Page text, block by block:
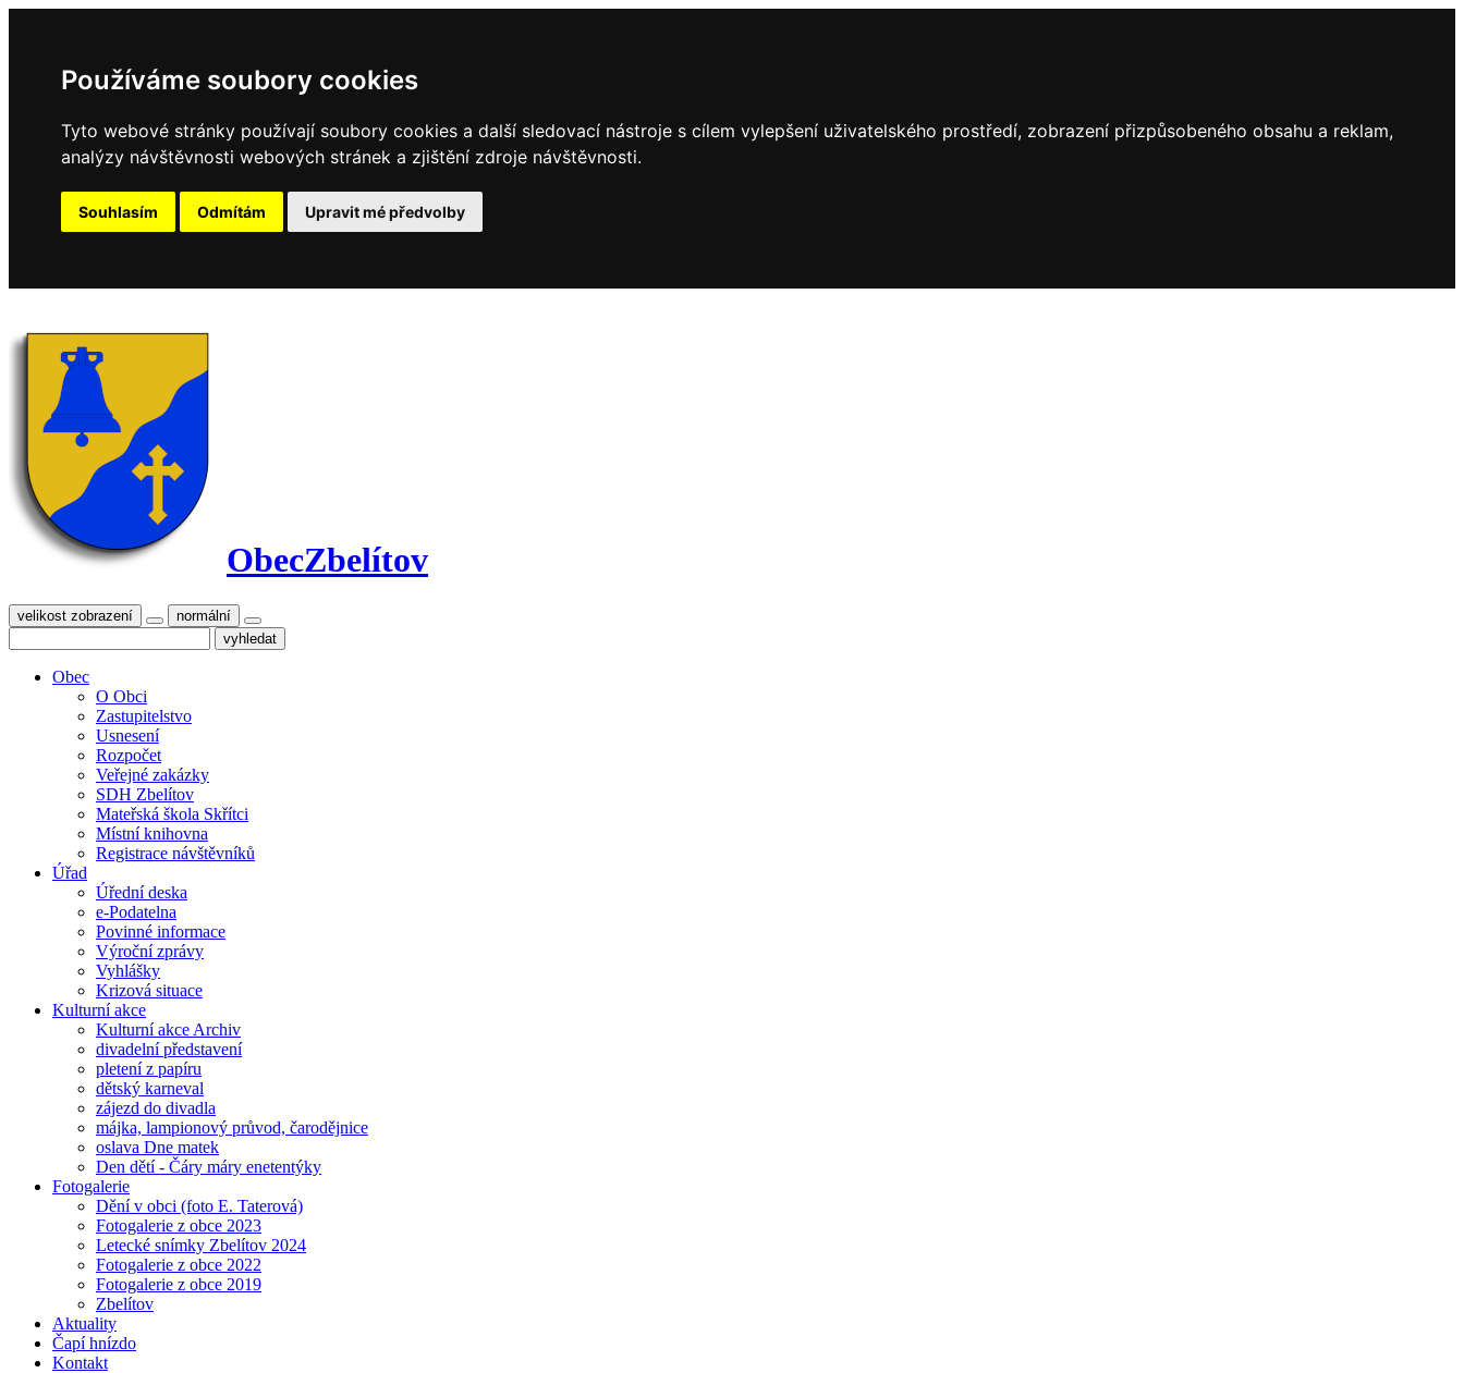
Používáme soubory cookies
Tyto webové stránky používají soubory cookies a další sledovací nástroje s cílem vylepšení uživatelského prostředí, zobrazení přizpůsobeného obsahu a reklam,
analýzy návštěvnosti webových stránek a zjištění zdroje návštěvnosti.
Souhlasím Odmítám Upravit mé předvolby
ObecZbelítov
velikost zobrazení normální
Obec
O Obci
Zastupitelstvo
Usnesení
Rozpočet
Veřejné zakázky
SDH Zbelítov
Mateřská škola Skřítci
Místní knihovna
Registrace návštěvníků
Úřad
Úřední deska
e-Podatelna
Povinné informace
Výroční zprávy
Vyhlášky
Krizová situace
Kulturní akce
Kulturní akce Archiv
divadelní představení
pletení z papíru
dětský karneval
zájezd do divadla
májka, lampionový průvod, čarodějnice
oslava Dne matek
Den dětí - Čáry máry enetentýky
Fotogalerie
Dění v obci (foto E. Taterová)
Fotogalerie z obce 2023
Letecké snímky Zbelítov 2024
Fotogalerie z obce 2022
Fotogalerie z obce 2019
Zbelítov
Aktuality
Čapí hnízdo
Kontakt